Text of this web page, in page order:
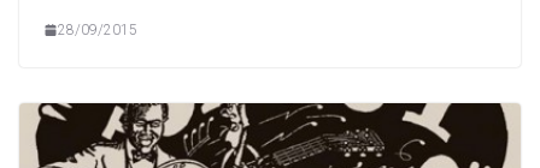
28/09/2015